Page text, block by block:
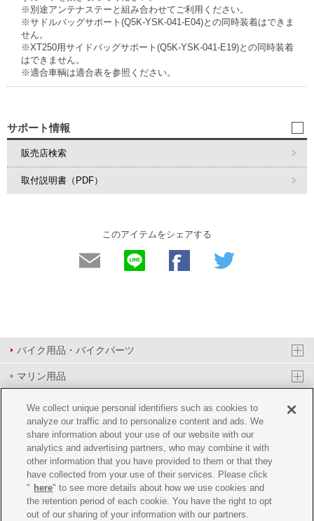
※別途アンテナステーと組み合わせてご利用ください。
※サドルバッグサポート(Q5K-YSK-041-E04)との同時装着はできま
せん。
※XT250用サイドバッグサポート(Q5K-YSK-041-E19)との同時装着
はできません。
※適合車輌は適合表を参照ください。
サポート情報
販売店検索
取付説明書（PDF）
このアイテムをシェアする
バイク用品・バイクパーツ
マリン用品
PAS/YPJ用品
その他用品
イベント&エンターテイメント
オンラインショップ
企業情報
We collect unique personal identifiers such as cookies to
analyze our traffic and to personalize content and ads. We
share information about your use of our website with our
analytics and advertising partners, who may combine it with
other information that you have provided to them or that they
have collected from your use of their services. Please click
" here" to see more details about how we use cookies and
the retention period of each cookie. You have the right to opt
out of our sharing of your information with our partners.